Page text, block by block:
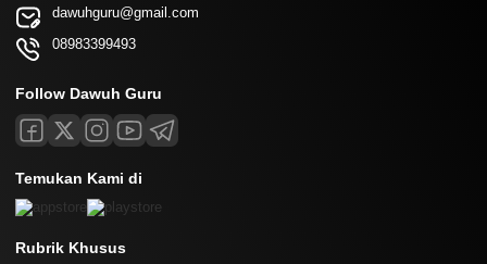
dawuhguru@gmail.com
08983399493
Follow Dawuh Guru
Temukan Kami di
Rubrik Khusus